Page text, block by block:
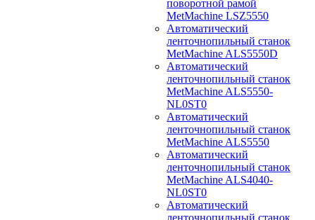
поворотной рамой
MetMachine LSZ5550
Автоматический
ленточнопильный станок
MetMachine ALS5550D
Автоматический
ленточнопильный станок
MetMachine ALS5550-
NL0ST0
Автоматический
ленточнопильный станок
MetMachine ALS5550
Автоматический
ленточнопильный станок
MetMachine ALS4040-
NL0ST0
Автоматический
ленточнопильный станок